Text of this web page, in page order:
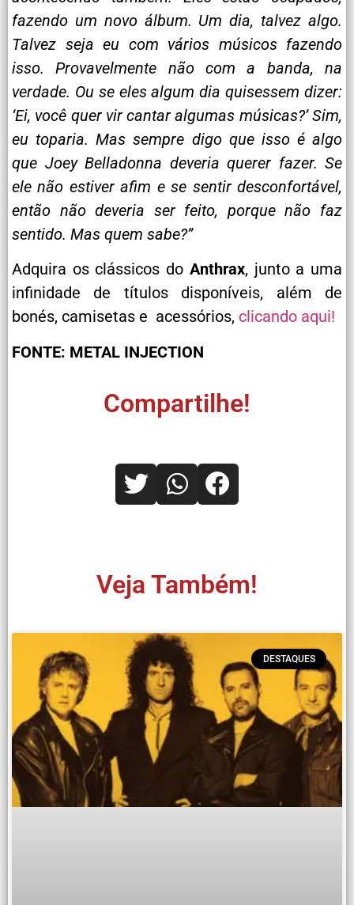
fazendo um novo álbum. Um dia, talvez algo.
Talvez seja eu com vários músicos fazendo
isso. Provavelmente não com a banda, na
verdade. Ou se eles algum dia quisessem dizer:
‘Ei, você quer vir cantar algumas músicas?’ Sim,
eu toparia. Mas sempre digo que isso é algo
que Joey Belladonna deveria querer fazer. Se
ele não estiver afim e se sentir desconfortável,
então não deveria ser feito, porque não faz
sentido. Mas quem sabe?”
Adquira os clássicos do Anthrax, junto a uma
infinidade de títulos disponíveis, além de
bonés, camisetas e acessórios, clicando aqui!
FONTE: METAL INJECTION
Compartilhe!
Veja Também!
DESTAQUES